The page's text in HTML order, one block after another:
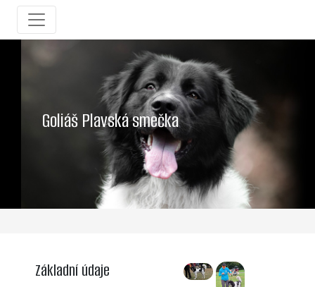
Goliáš Plavská smečka
Základní údaje